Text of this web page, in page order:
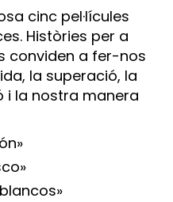
cinc pel·lícules
Històries per a
conviden a fer-nos
la superació, la
i la nostra manera